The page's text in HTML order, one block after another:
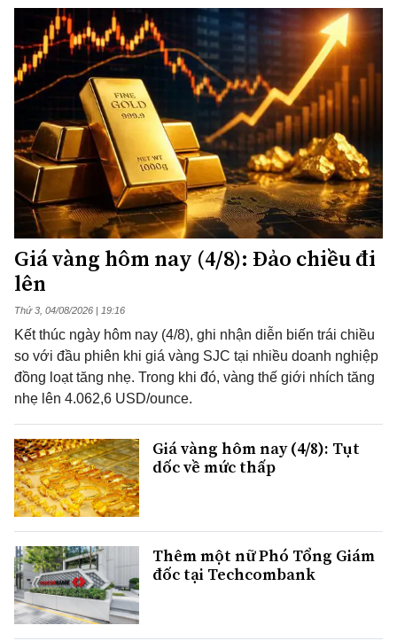
Giá vàng hôm nay (4/8): Đảo chiều đi
lên
Thứ 3, 04/08/2026 | 19:16
Kết thúc ngày hôm nay (4/8), ghi nhận diễn biến trái chiều
so với đầu phiên khi giá vàng SJC tại nhiều doanh nghiệp
đồng loạt tăng nhẹ. Trong khi đó, vàng thế giới nhích tăng
nhẹ lên 4.062,6 USD/ounce.
Giá vàng hôm nay (4/8): Tụt
dốc về mức thấp
Thêm một nữ Phó Tổng Giám
đốc tại Techcombank